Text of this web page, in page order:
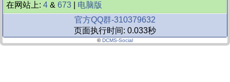
在网站上: 4 & 673
电脑版
官方QQ群-310379632
页面执行时间: 0.033秒
©DCMS-Social